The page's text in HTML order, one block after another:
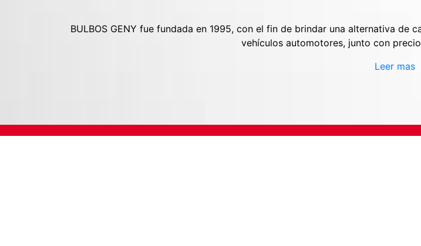
BULBOS GENY fue fundada en 1995, con el fin de brindar una alternativa
vehículos automotores, junto con
Leer mas